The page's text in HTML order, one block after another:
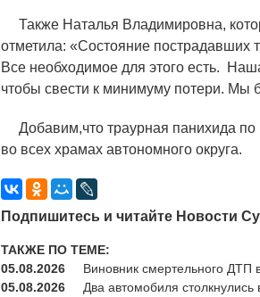
Также Наталья Владимировна,
отметила: «Состояние пострадавших
Все необходимое для этого есть.
чтобы свести к минимуму потери. Мы
Добавим,что траурная панихида по
во всех храмах автономного округа.
Подпишитесь и читайте Новости
ТАКЖЕ ПО ТЕМЕ:
05.08.2026
Виновник смертельного ДТП
05.08.2026
Два автомобиля